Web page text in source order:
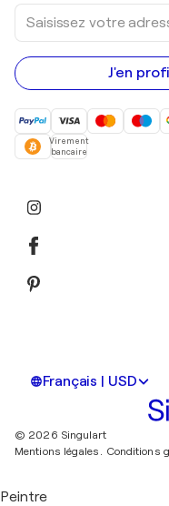
Saisissez
votre
adresse
e-
mail
J'en
Virement
bancaire
Français | USD
© 2026 Singulart
Mentions légales. Conditions
Peintre